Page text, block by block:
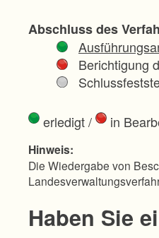
Abschluss des
Berichtigung
erledigt/ in
Hinweis:
Die Wiedergabe von
Haben Sie